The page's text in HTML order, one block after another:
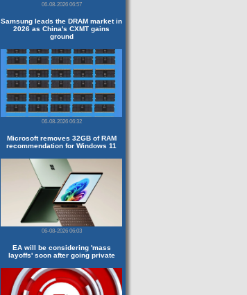
06-08-2026 06:57
Samsung leads the DRAM market in
2026 as China's CXMT gains
ground
06-08-2026 06:32
Microsoft removes 32GB of RAM
recommendation for Windows 11
06-08-2026 06:03
EA will be considering 'mass
layoffs' soon after going private